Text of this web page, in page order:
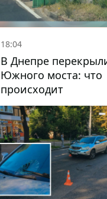
18:04
В Днепре
Южного моста: что
происходит